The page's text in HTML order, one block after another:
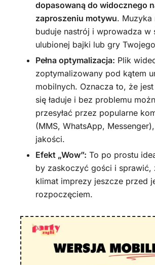
dopasowaną do widocznego
zaproszeniu motywu. Muzyka
buduje nastrój i wprowadza w
ulubionej bajki lub gry
Pełna optymalizacja: Plik
zoptymalizowany pod kątem
mobilnych. Oznacza to, że
się ładuje i bez problemu
przesyłać przez popularne
(MMS, WhatsApp,
jakości.
Efekt „Wow”: To po prostu
by zaskoczyć gości i sprawić,
klimat imprezy jeszcze przed
rozpoczęciem.